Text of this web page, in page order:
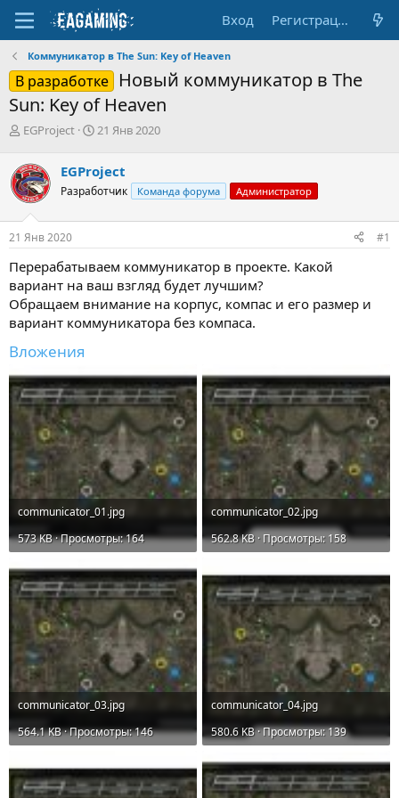
Вход Регистрация
Коммуникатор в The Sun: Key of Heaven
В разработке
Новый коммуникатор в The
Sun: Key of Heaven
А
т
о
р
е
м
EGProject
Д
а
н
ч
а
21 Янв 2020
EGProject
Разработчик Команда форума Администратор
21 Янв 2020 #1
Перерабатываем коммуникатор в проекте. Какой
вариант на ваш взгляд будет лучшим?
Обращаем внимание на корпус, компас и его размер и
вариант коммуникатора без компаса.
Вложения
communicator_01.jpg
573 KB · Просмотры: 164
communicator_02.jpg
562.8 KB · Просмотры: 158
communicator_03.jpg
564.1 KB · Просмотры: 146
communicator_04.jpg
580.6 KB · Просмотры: 139